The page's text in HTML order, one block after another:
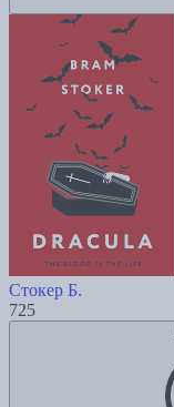
Стокер Б.
725